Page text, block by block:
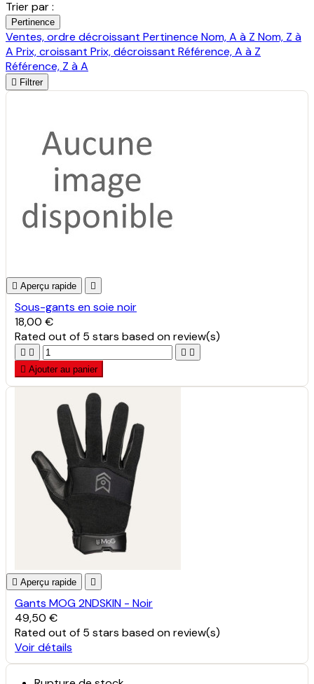
Trier par :
Pertinence
Ventes, ordre décroissant Pertinence Nom, A à Z Nom, Z à
A Prix, croissant Prix, décroissant Référence, A à Z
Référence, Z à A
 Filtrer
 Aperçu rapide 
Sous-gants en soie noir
18,00 €
Ratedout of 5 stars based onreview(s)
   
 Ajouter au panier
 Aperçu rapide 
Gants MOG 2NDSKIN - Noir
49,50 €
Ratedout of 5 stars based onreview(s)
Voir détails